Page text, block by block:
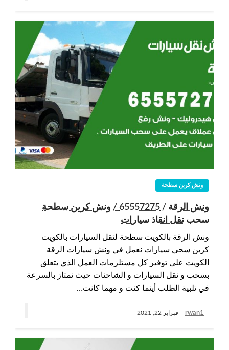
ونش كرين سطحة
ونش الرقة / 65557275 / ونش كرين سطحة
سحب نقل انقاذ سيارات
ونش الرقة بالكويت سطحة لنقل السيارات بالكويت
كرين سحي سيارات نعمل في ونش سيارات الرقة
الكويت على توفير كل مستلزمات العمل الذي يتعلق
بسحب و نقل السيارات و الشاحنات حيث نمتاز بالسرعة
في تلبية الطلب أينما كنت و مهما كانت…
rwan1 فبراير 22, 2021